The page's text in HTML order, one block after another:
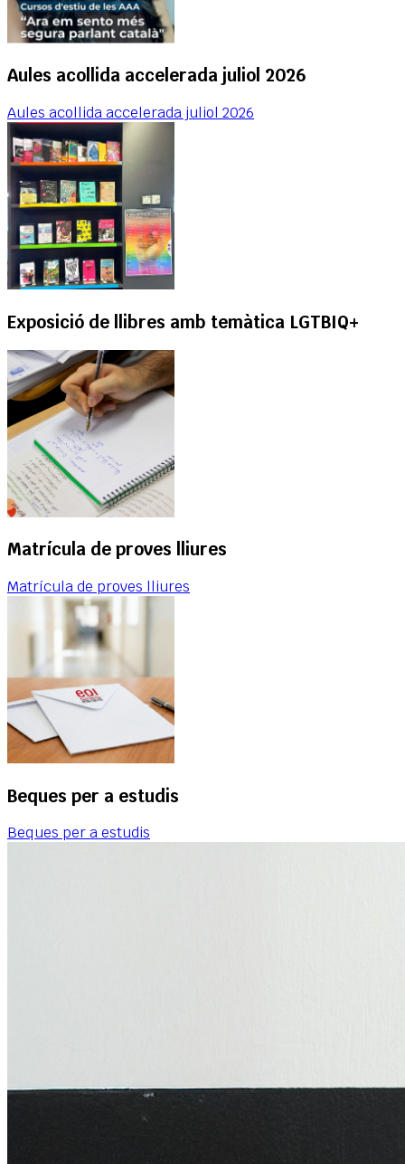
Aules acollida accelerada juliol 2026
Aules acollida accelerada juliol 2026
Exposició de llibres amb temàtica LGTBIQ+
Matrícula de proves lliures
Matrícula de proves lliures
Beques per a estudis
Beques per a estudis